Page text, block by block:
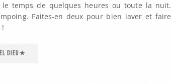
temps de quelques heures ou toute la nuit.
Faites-en deux pour bien laver et faire
Dieu★